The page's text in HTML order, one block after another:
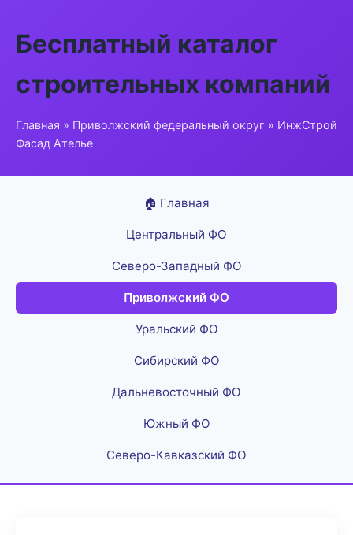
Бесплатный каталог
строительных компаний
Главная » Приволжский федеральный округ » ИнжСтрой
Фасад Ателье
🏠 Главная
Центральный ФО
Северо-Западный ФО
Приволжский ФО
Уральский ФО
Сибирский ФО
Дальневосточный ФО
Южный ФО
Северо-Кавказский ФО